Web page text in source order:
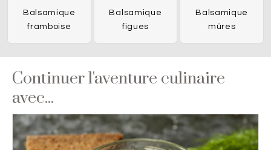
Balsamique
framboise
Balsamique
figues
Balsamique
mûres
Continuer l'aventure culinaire
avec...